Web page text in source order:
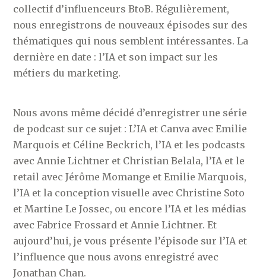
collectif d’influenceurs BtoB. Régulièrement,
nous enregistrons de nouveaux épisodes sur des
thématiques qui nous semblent intéressantes. La
dernière en date : l’IA et son impact sur les
métiers du marketing.
Nous avons même décidé d’enregistrer une série
de podcast sur ce sujet : L’IA et Canva avec Emilie
Marquois et Céline Beckrich, l’IA et les podcasts
avec Annie Lichtner et Christian Belala, l’IA et le
retail avec Jérôme Momange et Emilie Marquois,
l’IA et la conception visuelle avec Christine Soto
et Martine Le Jossec, ou encore l’IA et les médias
avec Fabrice Frossard et Annie Lichtner. Et
aujourd’hui, je vous présente l’épisode sur l’IA et
l’influence que nous avons enregistré avec
Jonathan Chan.